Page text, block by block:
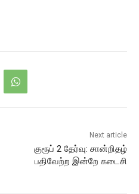
Next article
குரூப் 2 தேர்வு: சான்றிதழ்
பதிவேற்ற இன்றே கடைசி